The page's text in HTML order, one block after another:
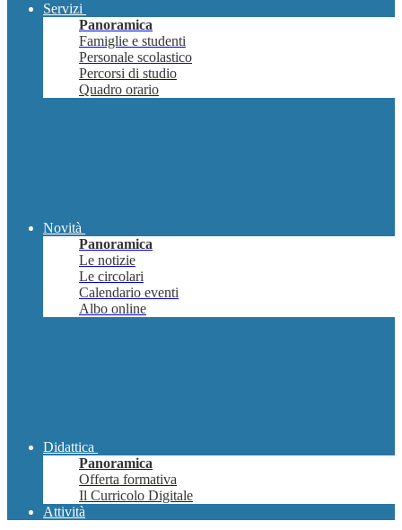
Servizi
Panoramica
Famiglie e studenti
Personale scolastico
Percorsi di studio
Quadro orario
Novità
Panoramica
Le notizie
Le circolari
Calendario eventi
Albo online
Didattica
Panoramica
Offerta formativa
Il Curricolo Digitale
Attività